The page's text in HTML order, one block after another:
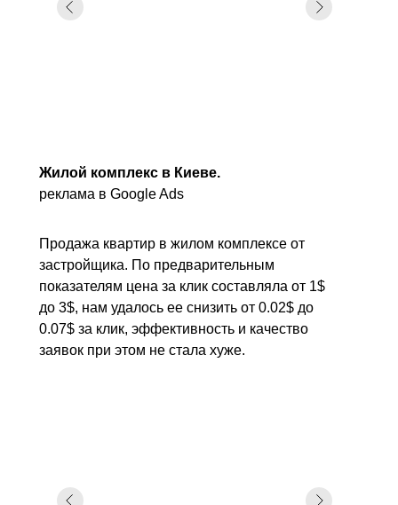
Жилой комплекс в Киеве.
реклама в Google Ads
Продажа квартир в жилом комплексе от
застройщика. По предварительным
показателям цена за клик составляла от 1$
до 3$, нам удалось ее снизить от 0.02$ до
0.07$ за клик, эффективность и качество
заявок при этом не стала хуже.